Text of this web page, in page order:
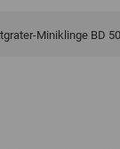
Miniklinge BD